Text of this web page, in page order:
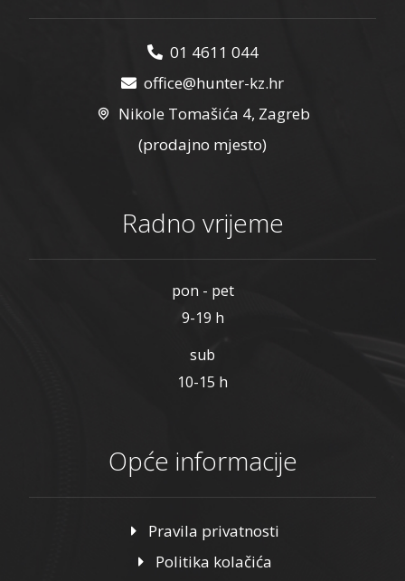
01 4611 044
office@hunter-kz.hr
Nikole Tomašića 4, Zagreb
(prodajno mjesto)
Radno vrijeme
pon - pet
9-19 h
sub
10-15 h
Opće informacije
Pravila privatnosti
Politika kolačića